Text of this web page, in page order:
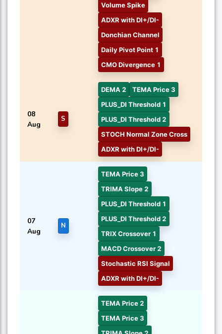
Volume Spike
ADXR with DI+/DI-
Donchian Channel
Daily Pivot Point 1
CMO Divergence 1
08
Aug
S
DEMA 2
TEMA Price 3
PLUS_DI Threshold 1
PLUS_DI Threshold 2
STOCH Normal Zone Cross
ADXR with DI+/DI-
07
Aug
N
TEMA Price 3
TRIMA Slope 2
PLUS_DI Threshold 1
PLUS_DI Threshold 2
TRIX Crossover 1
MACD Crossover 2
Stochastic RSI Signal
ADXR with DI+/DI-
TEMA Price 2
TEMA Price 3